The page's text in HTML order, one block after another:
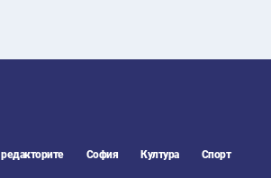
София Култура
Спорт